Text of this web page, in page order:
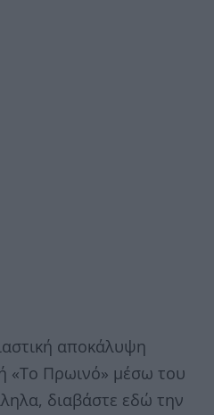
αποκάλυψη
«Το Πρωινό» μέσω του
διαβάστε εδώ την